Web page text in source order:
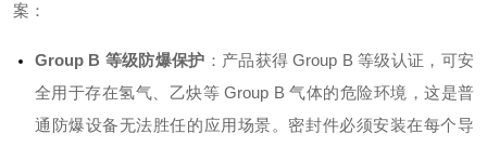
案：
Group B 等级防爆保护 ：产品获得 Group B 等级认证，可安
全用于存在氢气、乙炔等 Group B 气体的危险环境，这是普
通防爆设备无法胜任的应用场景。密封件必须安装在每个导